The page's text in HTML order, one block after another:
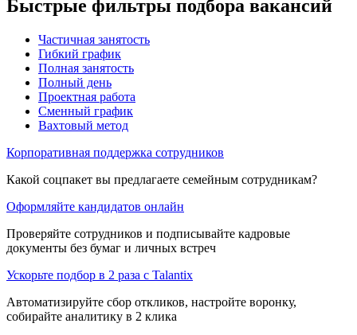
Быстрые фильтры подбора вакансий
Частичная занятость
Гибкий график
Полная занятость
Полный день
Проектная работа
Сменный график
Вахтовый метод
Корпоративная поддержка сотрудников
Какой соцпакет вы предлагаете семейным сотрудникам?
Оформляйте кандидатов онлайн
Проверяйте сотрудников и подписывайте кадровые
документы без бумаг и личных встреч
Ускорьте подбор в 2 раза с Talantix
Автоматизируйте сбор откликов, настройте воронку,
собирайте аналитику в 2 клика